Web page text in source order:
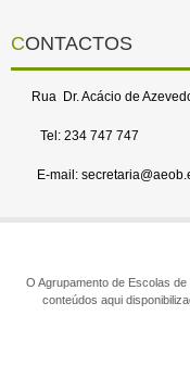
CONTACTOS
Rua Dr. Acácio de
Tel: 234 747 747
E-mail:
O Agrupamento de Escolas
conteúdos aqui